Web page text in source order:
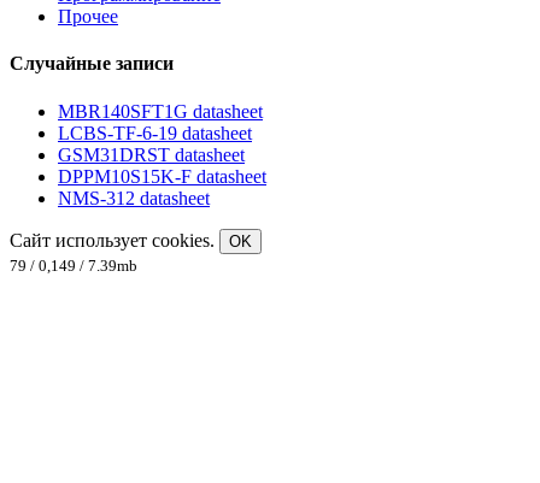
Прочее
Случайные записи
MBR140SFT1G datasheet
LCBS-TF-6-19 datasheet
GSM31DRST datasheet
DPPM10S15K-F datasheet
NMS-312 datasheet
Сайт использует cookies.
OK
79 / 0,149 / 7.39mb